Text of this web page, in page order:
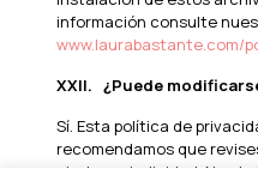
información consulte
www.laurabastante.com/
XXII. ¿Puede
Sí. Esta política de
recomendamos que
cierta periodicidad. No